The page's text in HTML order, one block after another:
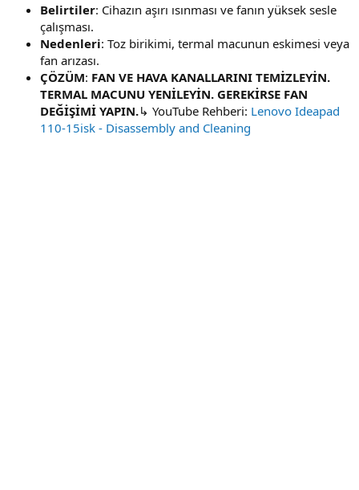
Belirtiler: Cihazın aşırı ısınması ve fanın yüksek sesle
çalışması.
Nedenleri: Toz birikimi, termal macunun eskimesi veya
fan arızası.
ÇÖZÜM: FAN VE HAVA KANALLARINI TEMİZLEYİN.
TERMAL MACUNU YENİLEYİN. GEREKİRSE FAN
DEĞİŞİMİ YAPIN.↳ YouTube Rehberi: Lenovo Ideapad
110-15isk - Disassembly and Cleaning